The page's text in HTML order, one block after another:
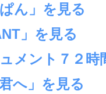
ん」を見る
」を見る
メント７２時
へ」を見る